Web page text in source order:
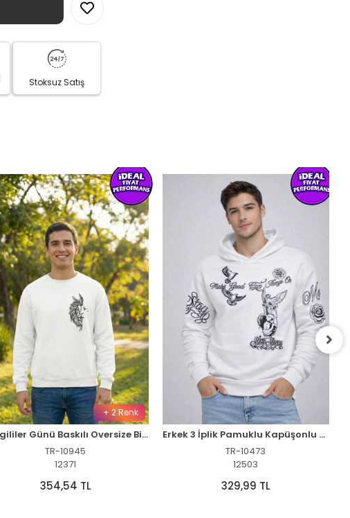
Stoksuz Satış
+ 2 Renk
Sevgililer Günü Baskılı Oversize Bisiklet Yaka Sweatshirt - Beyaz
TR-10945
12371
354,54 TL
Erkek 3 İplik Pamuklu Kapüşonlu Baskılı SweatShirt hoodie - Beyaz
TR-10473
12503
329,99 TL